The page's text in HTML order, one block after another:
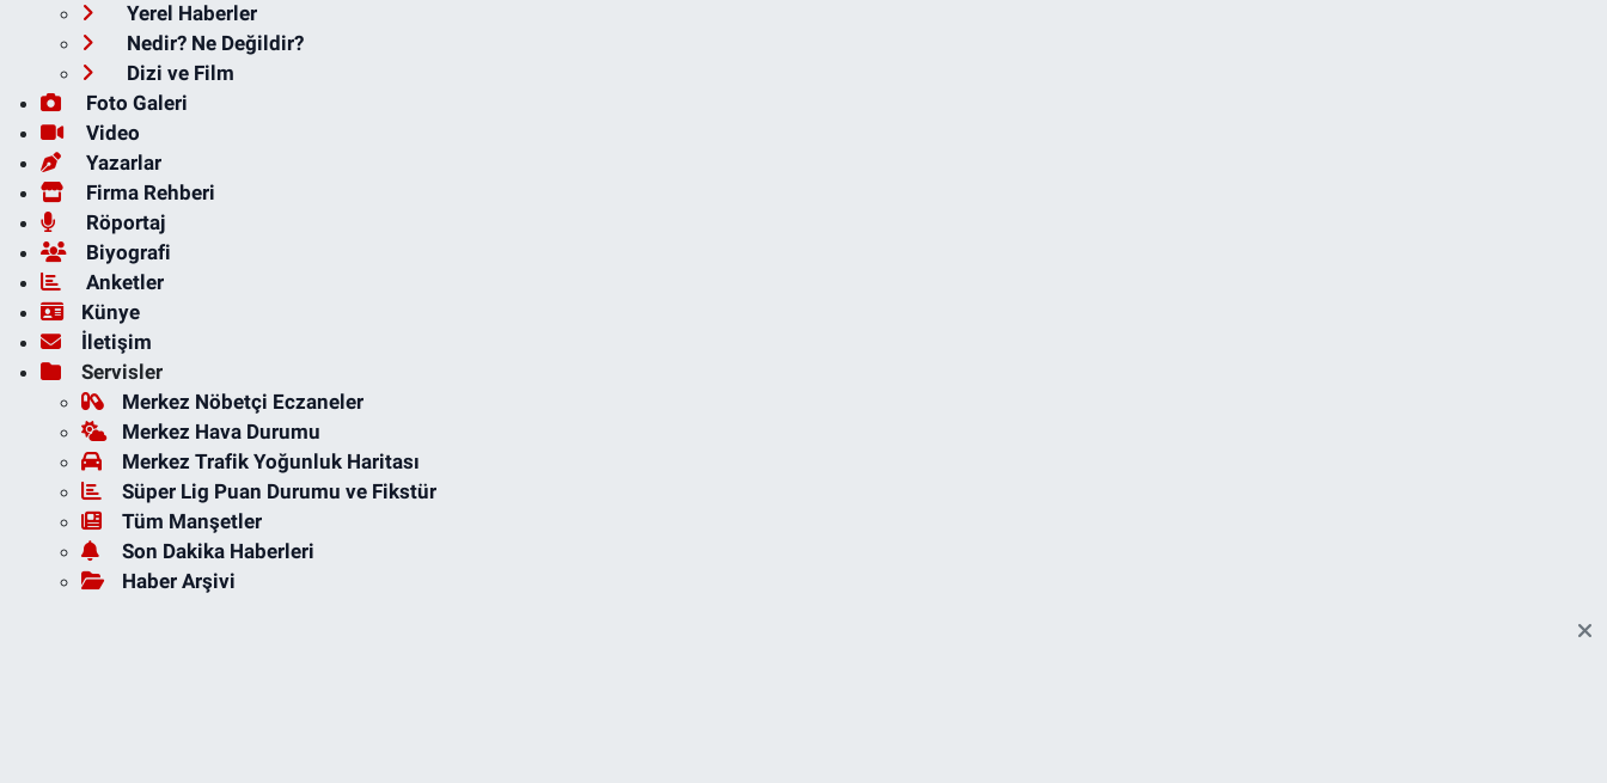
Yerel Haberler
Nedir? Ne Değildir?
Dizi ve Film
Foto Galeri
Video
Yazarlar
Firma Rehberi
Röportaj
Biyografi
Anketler
Künye
İletişim
Servisler
Merkez Nöbetçi Eczaneler
Merkez Hava Durumu
Merkez Trafik Yoğunluk Haritası
Süper Lig Puan Durumu ve Fikstür
Tüm Manşetler
Son Dakika Haberleri
Haber Arşivi